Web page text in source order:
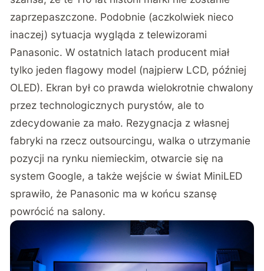
zaprzepaszczone. Podobnie (aczkolwiek nieco
inaczej) sytuacja wygląda z telewizorami
Panasonic. W ostatnich latach producent miał
tylko jeden flagowy model (najpierw LCD, później
OLED). Ekran był co prawda wielokrotnie chwalony
przez technologicznych purystów, ale to
zdecydowanie za mało. Rezygnacja z własnej
fabryki na rzecz outsourcingu, walka o utrzymanie
pozycji na rynku niemieckim, otwarcie się na
system Google, a także wejście w świat MiniLED
sprawiło, że Panasonic ma w końcu szansę
powrócić na salony.